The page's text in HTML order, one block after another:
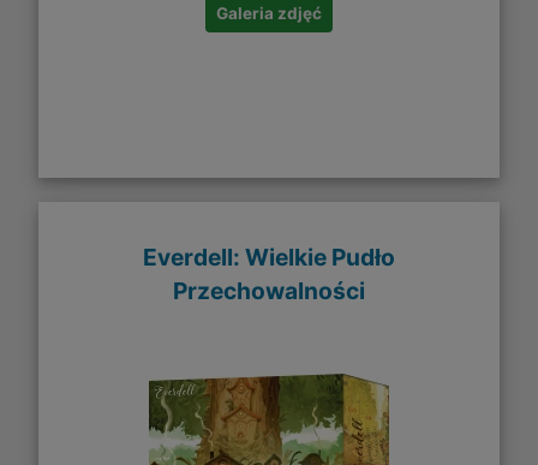
Galeria zdjęć
Everdell: Wielkie Pudło
Przechowalności